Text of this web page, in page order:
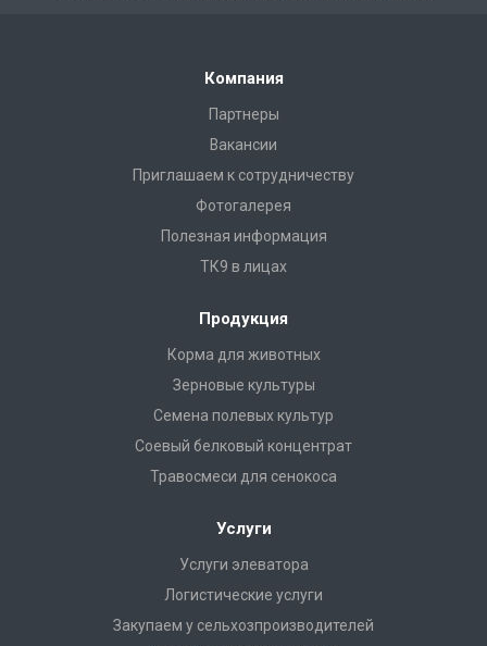
Компания
Партнеры
Вакансии
Приглашаем к сотрудничеству
Фотогалерея
Полезная информация
ТК9 в лицах
Продукция
Корма для животных
Зерновые культуры
Семена полевых культур
Соевый белковый концентрат
Травосмеси для сенокоса
Услуги
Услуги элеватора
Логистические услуги
Закупаем у сельхозпроизводителей